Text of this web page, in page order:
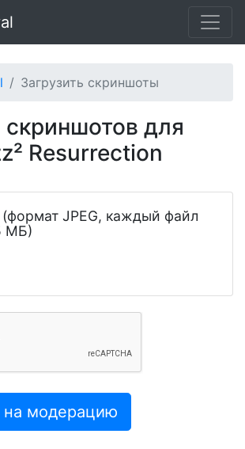
Загрузить скриншоты
скриншотов для
Resurrection
JPEG, каждый файл
МБ)
на модерацию